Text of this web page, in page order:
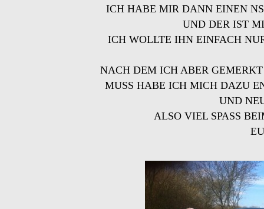
ICH HABE MIR DANN EINEN
UND DER IST
ICH WOLLTE IHN EINFACH
NACH DEM ICH ABER
MUSS HABE ICH MICH DAZU
UND
ALSO VIEL SPASS